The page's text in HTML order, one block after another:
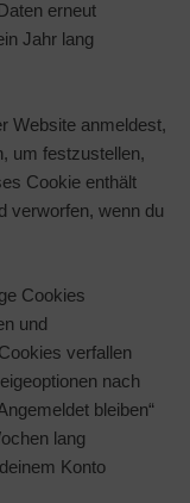
erneut
Jahr lang
Website anmeldest,
um festzustellen,
Cookie enthält
verworfen, wenn du
Cookies
und
verfallen
nach
bleiben“
lang
Konto